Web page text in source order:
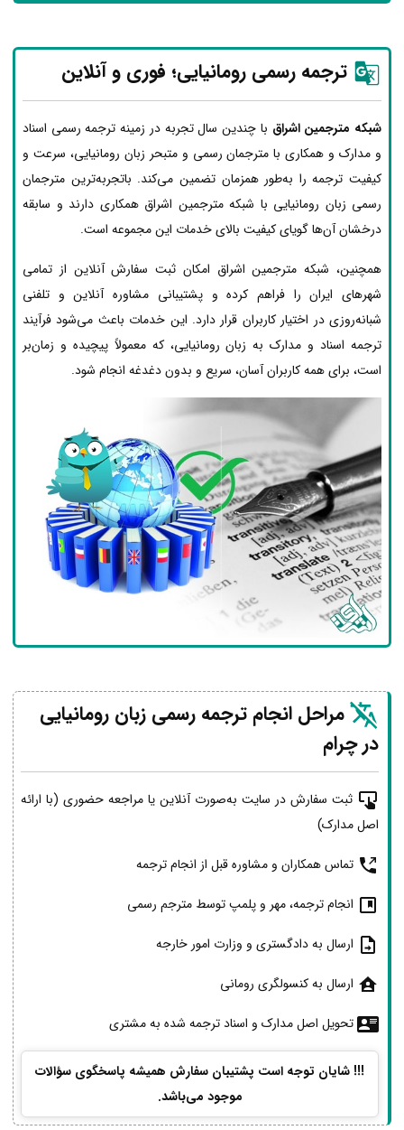
ترجمه رسمی رومانیایی؛ فوری و آنلاین
شبکه مترجمین اشراق با چندین سال تجربه در زمینه ترجمه رسمی اسناد
و مدارک و همکاری با مترجمان رسمی و متبحر زبان رومانیایی، سرعت و
کیفیت ترجمه را به‌طور همزمان تضمین می‌کند. باتجربه‌ترین مترجمان
رسمی زبان رومانیایی با شبکه مترجمین اشراق همکاری دارند و سابقه
درخشان آن‌ها گویای کیفیت بالای خدمات این مجموعه است.
همچنین، شبکه مترجمین اشراق امکان ثبت سفارش آنلاین از تمامی
شهرهای ایران را فراهم کرده و پشتیبانی مشاوره آنلاین و تلفنی
شبانه‌روزی در اختیار کاربران قرار دارد. این خدمات باعث می‌شود فرآیند
ترجمه اسناد و مدارک به زبان رومانیایی، که معمولاً پیچیده و زمان‌بر
است، برای همه کاربران آسان، سریع و بدون دغدغه انجام شود.
مراحل انجام ترجمه رسمی زبان رومانیایی
در چرام
ثبت سفارش در سایت به‌صورت آنلاین یا مراجعه حضوری (با ارائه
اصل مدارک)
تماس همکاران و مشاوره قبل از انجام ترجمه
انجام ترجمه، مهر و پلمپ توسط مترجم رسمی
ارسال به دادگستری و وزارت امور خارجه
ارسال به کنسولگری رومانی
تحویل اصل مدارک و اسناد ترجمه شده به مشتری
!!! شایان توجه است پشتیبان سفارش همیشه پاسخگوی سؤالات
موجود می‌باشد.